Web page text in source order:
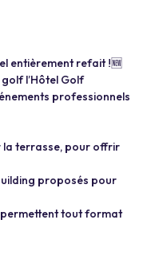
entièrement refait !🆕
l’Hôtel Golf
professionnels
la terrasse, pour offrir
proposés pour
permettent tout format